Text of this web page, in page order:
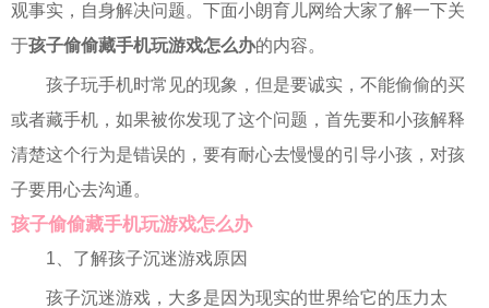
观事实，自身解决问题。下面小朗育儿网给大家了解一下关
于孩子偷偷藏手机玩游戏怎么办的内容。
孩子玩手机时常见的现象，但是要诚实，不能偷偷的买
或者藏手机，如果被你发现了这个问题，首先要和小孩解释
清楚这个行为是错误的，要有耐心去慢慢的引导小孩，对孩
子要用心去沟通。
孩子偷偷藏手机玩游戏怎么办
1、了解孩子沉迷游戏原因
孩子沉迷游戏，大多是因为现实的世界给它的压力太